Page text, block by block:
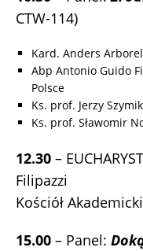
CTW-114)
Kard. Anders
Abp Antonio Guido
Polsce
Ks. prof. Jerzy
Ks. prof. Sławomir
12.30 –
Filipazzi
Kościół Akademicki
15.00 – Panel: